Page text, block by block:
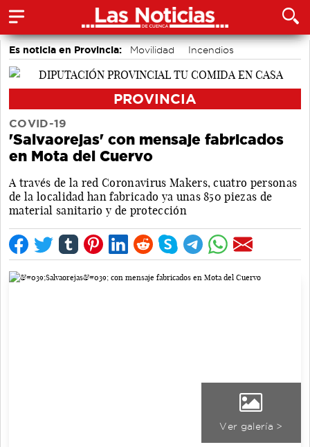
Es noticia en Provincia: Movilidad Incendios
PROVINCIA
COVID-19
'Salvaorejas' con mensaje fabricados
en Mota del Cuervo
A través de la red Coronavirus Makers, cuatro personas
de la localidad han fabricado ya unas 850 piezas de
material sanitario y de protección
Ver galería >